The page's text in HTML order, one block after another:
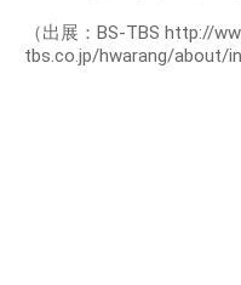
（出展：BS-TBS http://
tbs.co.jp/hwarang/about/